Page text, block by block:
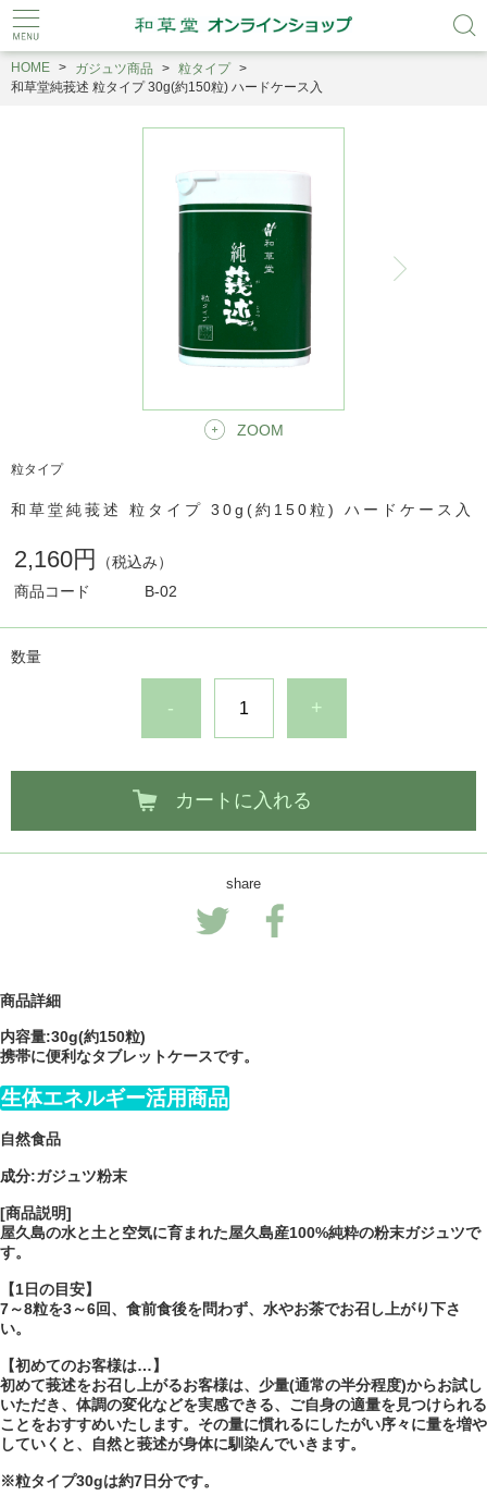
HOME ガジュツ商品
粒タイプ
和草堂純莪述 粒タイプ 30g(約150粒) ハードケース入
ZOOM
粒タイプ
和草堂純莪述 粒タイプ 30g(約150粒) ハードケース入
2,160円
（税込み）
商品コード
B-02
数量
- +
カートに入れる
share
商品詳細
内容量:30g(約150粒)
携帯に便利なタブレットケースです。
生体エネルギー活用商品
自然食品
成分:ガジュツ粉末
[商品説明]
屋久島の水と土と空気に育まれた屋久島産100%純粋の粉末ガジュツで
す。
【1日の目安】
7～8粒を3～6回、食前食後を問わず、水やお茶でお召し上がり下さ
い。
【初めてのお客様は…】
初めて莪述をお召し上がるお客様は、少量(通常の半分程度)からお試し
いただき、体調の変化などを実感できる、ご自身の適量を見つけられる
ことをおすすめいたします。その量に慣れるにしたがい序々に量を増や
していくと、自然と莪述が身体に馴染んでいきます。
※粒タイプ30gは約7日分です。